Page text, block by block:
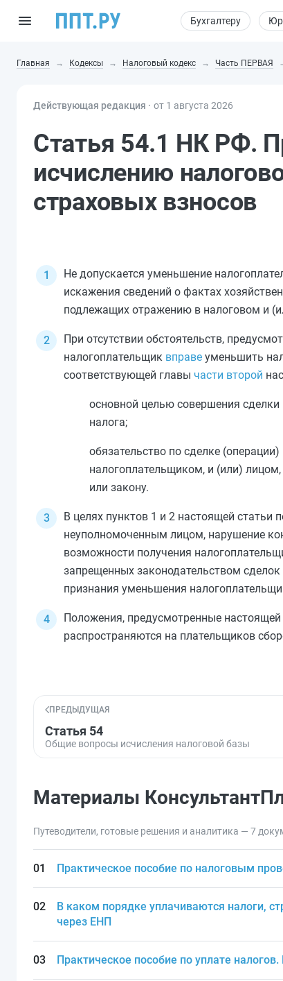
Бухгалтеру
Главная Кодексы Налоговый кодекс Часть ПЕРВАЯ
Действующая редакция ⸱ от 1 августа 2026
Статья 54.1 НК РФ.
исчислению
страховых взносов
Не допускается уменьшение
искажения сведений о фактах
подлежащих отражению в налоговом и
При отсутствии обстоятельств,
налогоплательщик вправе уменьшить
соответствующей главы части второй
основной целью совершения
налога;
обязательство по сделке
налогоплательщиком, и (или)
или закону.
В целях пунктов 1 и 2 настоящей статьи
неуполномоченным лицом, нарушение
возможности получения
запрещенных законодательством
признания уменьшения
Положения, предусмотренные
распространяются на плательщиков
ПРЕДЫДУЩАЯ
Статья 54
Общие вопросы исчисления налоговой базы
Материалы
Путеводители, готовые решения и аналитика — 7
Практическое пособие по налоговым
В каком порядке уплачиваются налоги,
через ЕНП
Практическое пособие по уплате